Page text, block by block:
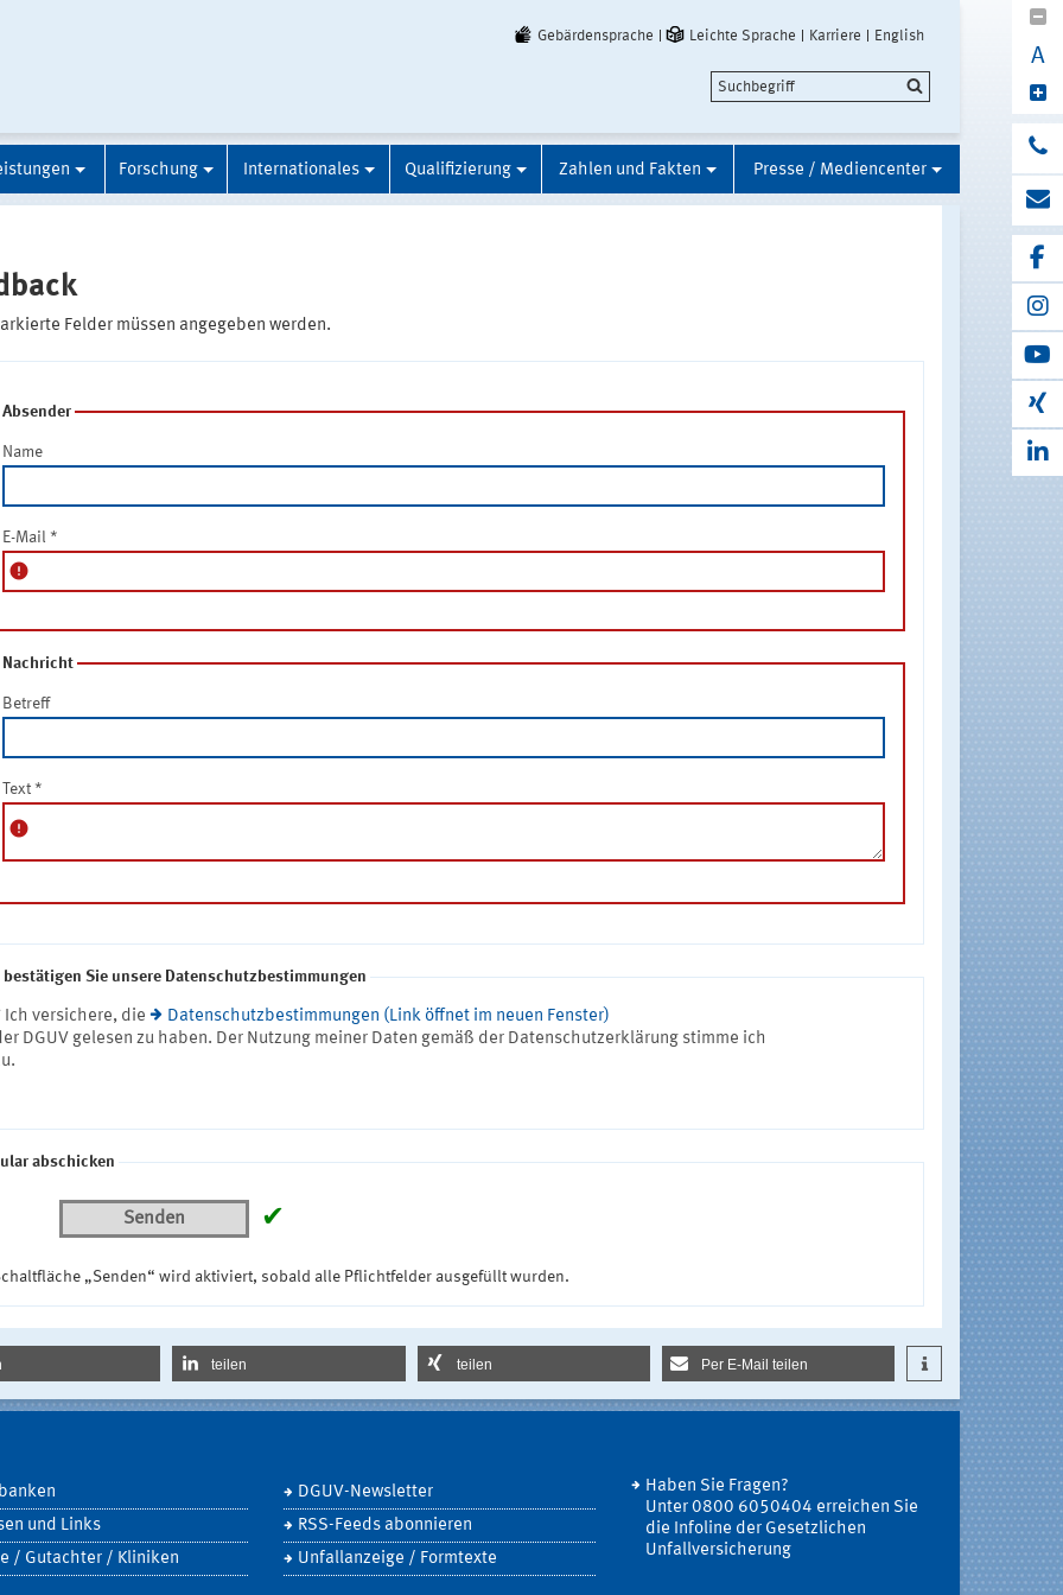
Gebärdensprache Leichte Sprache Karriere English
A
Forschung Internationales Qualifizierung Zahlen und Fakten Presse / Mediencenter
Felder müssen angegeben werden.
Absender
Name
E-Mail *
error
Nachricht
Betreff
Text *
error
Sie unsere Datenschutzbestimmungen
Ich versichere, die
Datenschutzbestimmungen (Link öffnet im neuen Fenster)
DGUV gelesen zu haben. Der Nutzung meiner Daten gemäß der Datenschutzerklärung stimme ich
abschicken
Senden ✔
„Senden“ wird aktiviert, sobald alle Pflichtfelder ausgefüllt wurden.
teilen teilen Per E-Mail teilen
und Links
/ Gutachter / Kliniken
DGUV-Newsletter
RSS-Feeds abonnieren
Unfallanzeige / Formtexte
Haben Sie Fragen?
Unter 0800 6050404 erreichen Sie
die Infoline der Gesetzlichen
Unfallversicherung